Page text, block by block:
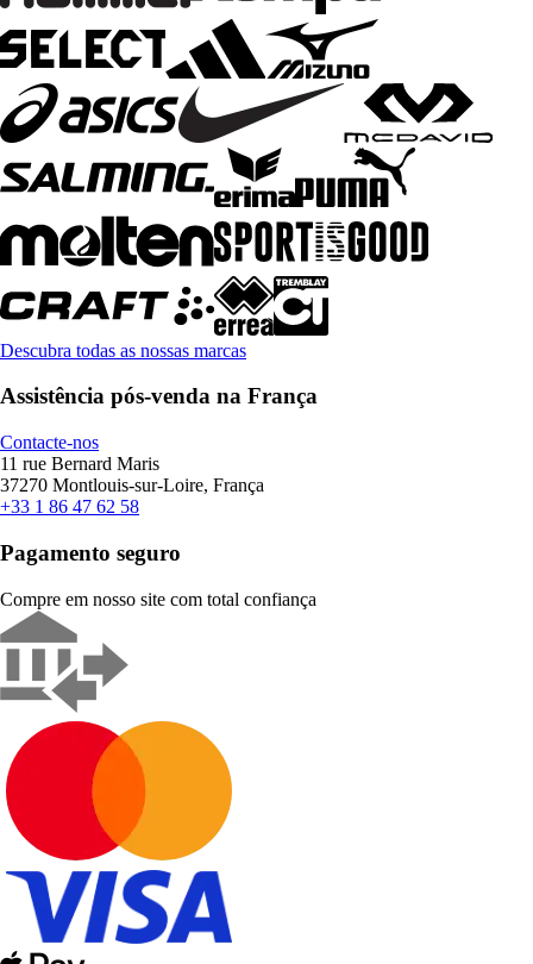
Descubra todas as nossas marcas
Assistência pós-venda na França
Contacte-nos
11 rue Bernard Maris
37270 Montlouis-sur-Loire, França
+33 1 86 47 62 58
Pagamento seguro
Compre em nosso site com total confiança